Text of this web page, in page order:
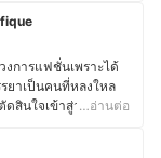
งเท้าเซฟตี้ ถุงมือ
ทยากรประจำบริษัทที่
ยให้แก่บุคคลากร
)
าโทด้านบริการ
เข้ามาช่วย
ปัจจุบันคุณต้ามี
Consulting ให้กับ
ยดูแล แนะนำและให้
ะทีมโฆษณาของบริษัท
กิจและเชิงบุคคล
การแฟชั่นเพราะได้
ยาเป็นคนที่หลงใหล
สินใจเข้าสู่วงการ
กามือสอง ภายใต้
…อ่านต่อ